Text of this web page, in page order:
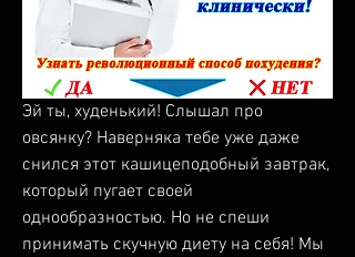
Эй ты, худенький! Слышал про
овсянку? Наверняка тебе уже даже
снился этот кашицеподобный завтрак,
который пугает своей
однообразностью. Но не спеши
принимать скучную диету на себя! Мы